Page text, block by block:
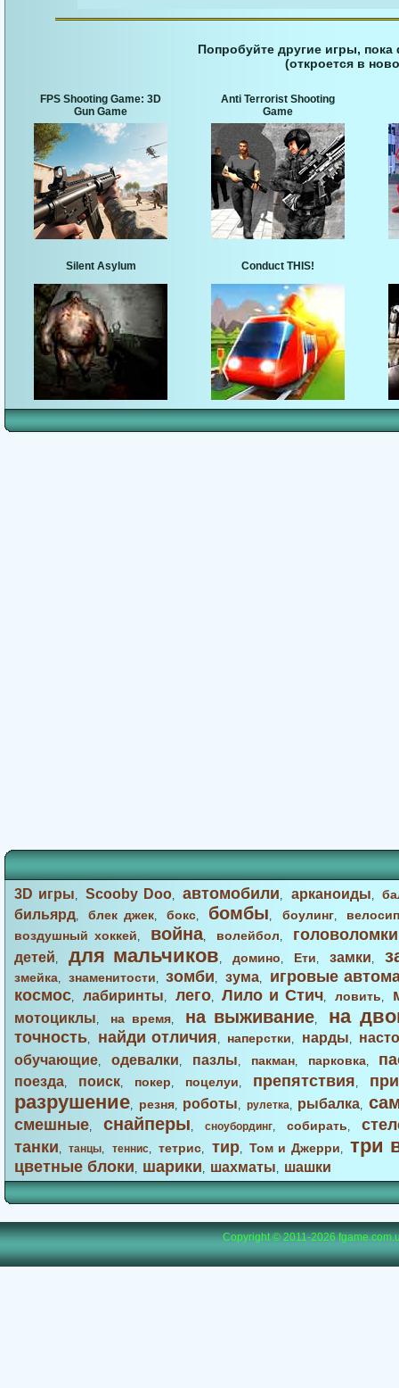
Попробуйте другие игры,
(откроется в
FPS Shooting Game: 3D
Gun Game
Anti Terrorist Shooting
Game
Silent Asylum Conduct THIS!
3D игры,Scooby Doo,автомобили, арканоиды,
бильярд,блек джек,бокс, бомбы, боулинг,
воздушный хоккей, война, волейбол, головоломки
детей, для мальчиков, домино, Ети, замки,
змейка, знаменитости,зомби, зума,
игровые
космос, лабиринты, лего,Лило и Стич,ловить,
мотоциклы, на время, на выживание, на
точность, найди отличия, наперстки, нарды,
обучающие, одевалки, пазлы, пакман, парковка,
поезда, поиск, покер, поцелуи, препятствия,
разрушение, резня, роботы, рулетка, рыбалка,
смешные, снайперы, сноубординг, собирать,
танки,танцы, теннис,тетрис, тир,Том и Джерри, три
цветные блоки, шарики, шахматы, шашки
Copyright © 2011-2026